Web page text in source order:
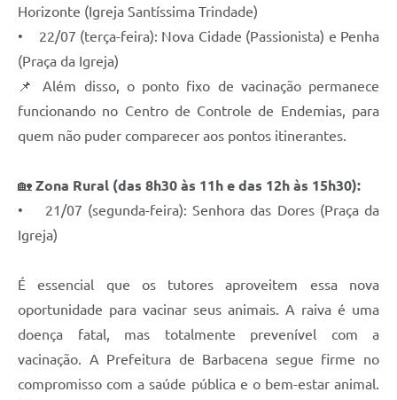
Horizonte (Igreja Santíssima Trindade)
• 22/07 (terça-feira): Nova Cidade (Passionista) e Penha
(Praça da Igreja)
📌 Além disso, o ponto fixo de vacinação permanece
funcionando no Centro de Controle de Endemias, para
quem não puder comparecer aos pontos itinerantes.
🏡 Zona Rural (das 8h30 às 11h e das 12h às 15h30):
• 21/07 (segunda-feira): Senhora das Dores (Praça da
Igreja)
É essencial que os tutores aproveitem essa nova
oportunidade para vacinar seus animais. A raiva é uma
doença fatal, mas totalmente prevenível com a
vacinação. A Prefeitura de Barbacena segue firme no
compromisso com a saúde pública e o bem-estar animal.